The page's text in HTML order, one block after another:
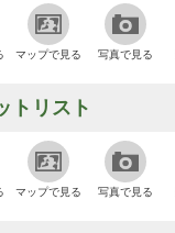
マップで見る 写真で見る
トリスト
マップで見る 写真で見る